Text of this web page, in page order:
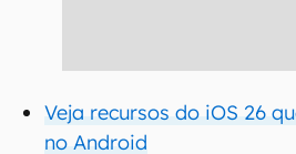
Veja recursos do iOS 26
no Android